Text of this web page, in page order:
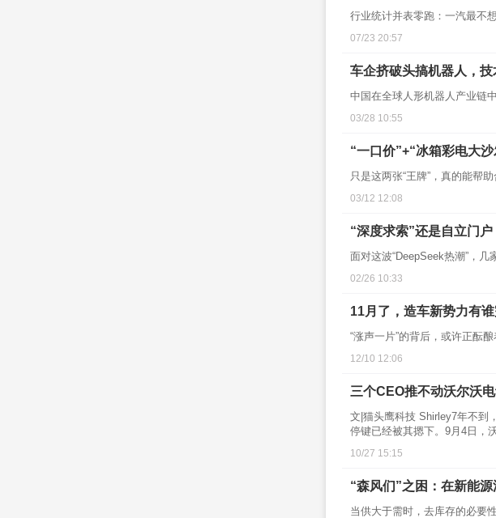
行业统计并表零跑：一汽最不
07/23 20:57
车企挤破头搞机器人，
中国在全球人形机器人产业链
03/28 10:55
“一口价”+“冰箱彩电大
只是这两张“王牌”，真的能帮
03/12 12:08
“深度求索”还是自立门
面对这波“DeepSeek热潮”，几
02/26 10:33
11月了，造车新势力有
“涨声一片”的背后，或许正酝
12/10 12:06
三个CEO推不动沃尔沃
文|猫头鹰科技 Shirley7年不到
停键已经被其摁下。9月4日，
10/27 15:15
“森风们”之困：在新能
当供大于需时，去库存的必要